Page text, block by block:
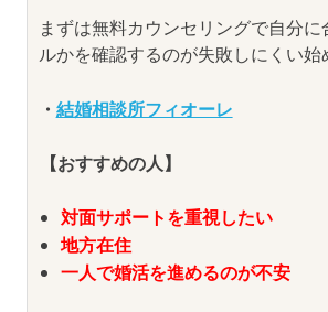
まずは無料カウンセリングで自分に
ルかを確認するのが失敗しにくい始
・ 結婚相談所フィオーレ
【おすすめの人】
対面サポートを重視したい
地方在住
一人で婚活を進めるのが不安